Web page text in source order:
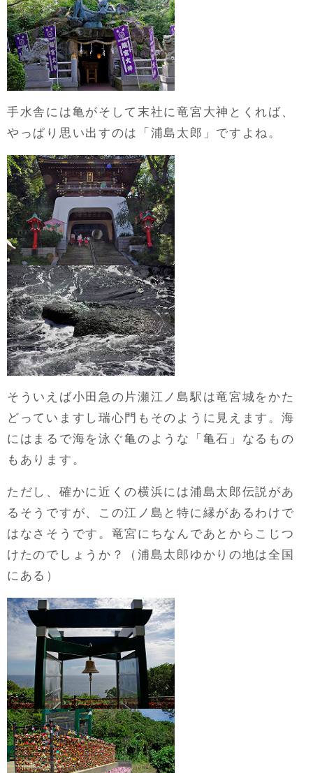
手水舎には亀がそして末社に竜宮大神とくれば、
やっぱり思い出すのは「浦島太郎」ですよね。
そういえば小田急の片瀬江ノ島駅は竜宮城をかた
どっていますし瑞心門もそのように見えます。海
にはまるで海を泳ぐ亀のような「亀石」なるもの
もあります。
ただし、確かに近くの横浜には浦島太郎伝説があ
るそうですが、この江ノ島と特に縁があるわけで
はなさそうです。竜宮にちなんであとからこじつ
けたのでしょうか？（浦島太郎ゆかりの地は全国
にある）